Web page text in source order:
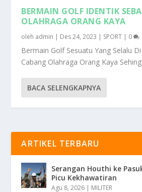
BERMAIN GOLF IDENTIK
OLAHRAGA ORANG KAYA
oleh admin | Des 24, 2023 | SPORT | 0
Bermain Golf Sesuatu Yang Selalu
Cabang Olahraga Orang Kaya
BACA SELENGKAPNYA
ARTIKEL TERBARU
Serangan Houthi ke
Picu Kekhawatiran
Agu 8, 2026 | MILITER